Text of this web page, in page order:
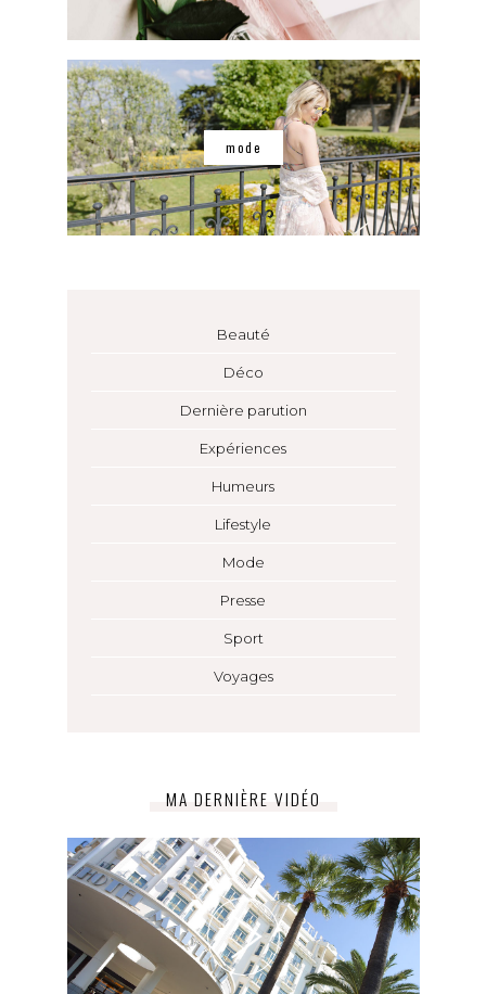
mode
Beauté
Déco
Dernière parution
Expériences
Humeurs
Lifestyle
Mode
Presse
Sport
Voyages
MA DERNIÈRE VIDÉO